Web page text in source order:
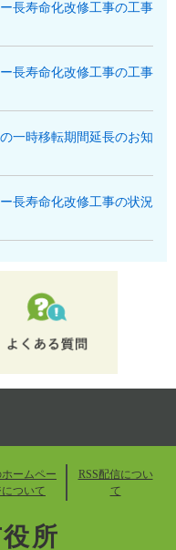
長寿命化改修工事の工事
長寿命化改修工事の工事
一時移転期間延長のお知
長寿命化改修工事の状況
ホームペー
について
RSS配信につい
て
所